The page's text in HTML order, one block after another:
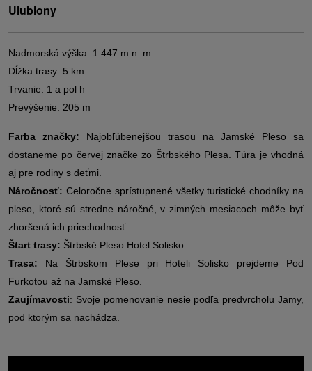
Ulubiony
Nadmorská výška: 1 447 m n. m.
Dĺžka trasy: 5 km
Trvanie: 1 a pol h
Prevýšenie: 205 m
Farba značky: Najobľúbenejšou trasou na Jamské Pleso sa
dostaneme po červej značke zo Štrbského Plesa. Túra je vhodná
aj pre rodiny s deťmi.
Náročnosť: Celoročne sprístupnené všetky turistické chodníky na
pleso, ktoré sú stredne náročné, v zimných mesiacoch môže byť
zhoršená ich priechodnosť.
Štart trasy: Štrbské Pleso Hotel Solisko.
Trasa: Na Štrbskom Plese pri Hoteli Solisko prejdeme Pod
Furkotou až na Jamské Pleso.
Zaujímavosti: Svoje pomenovanie nesie podľa predvrcholu Jamy,
pod ktorým sa nachádza.